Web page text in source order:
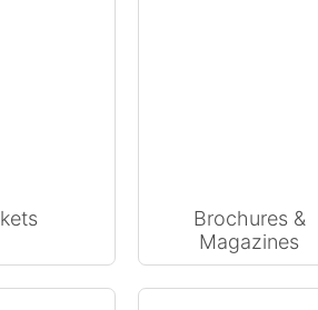
Brochures &
Magazines